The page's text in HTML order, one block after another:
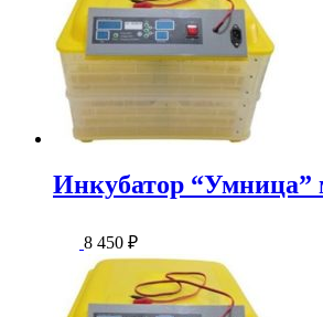
Инкубатор “Умница”
8 450 ₽